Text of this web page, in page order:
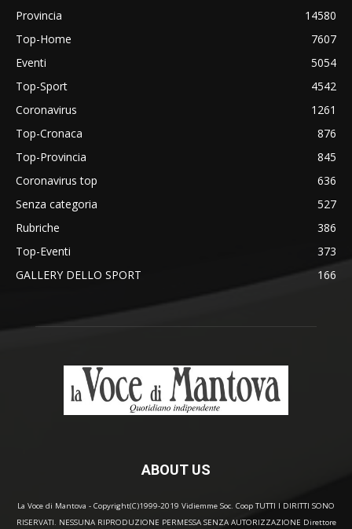
Provincia
14580
Top-Home
7607
Eventi
5054
Top-Sport
4542
Coronavirus
1261
Top-Cronaca
876
Top-Provincia
845
Coronavirus top
636
Senza categoria
527
Rubriche
386
Top-Eventi
373
GALLERY DELLO SPORT
166
ABOUT US
La Voce di Mantova - Copyright(C)1999-2019 Vidiemme Soc. Coop TUTTI I DIRITTI SONO
RISERVATI. NESSUNA RIPRODUZIONE PERMESSA SENZA AUTORIZZAZIONE Direttore